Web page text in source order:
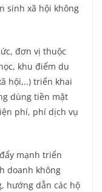
sinh xã hội không
đơn vị thuộc
khu điểm du
hội,..) triển khai
dùng tiền mặt
phí, phí dịch vụ
mạnh triển
doanh không
hướng dẫn các hộ